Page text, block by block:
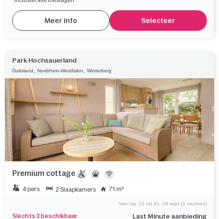
Meer info Selecteer
Park Hochsauerland
Duitsland Nordrhein-Westfalen Winterberg
Premium cottage
4 pers. 2 Slaapkamers 71 m²
Slechts 3 beschikbaar Last Minute aanbieding
Van ma. 21 tot do. 24 sept (3 nachten)